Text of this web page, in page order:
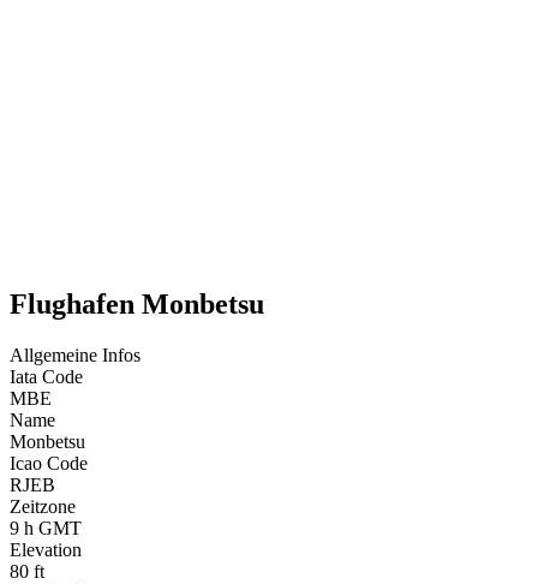
Flughafen Monbetsu
Allgemeine Infos
Iata Code
MBE
Name
Monbetsu
Icao Code
RJEB
Zeitzone
9 h GMT
Elevation
80 ft